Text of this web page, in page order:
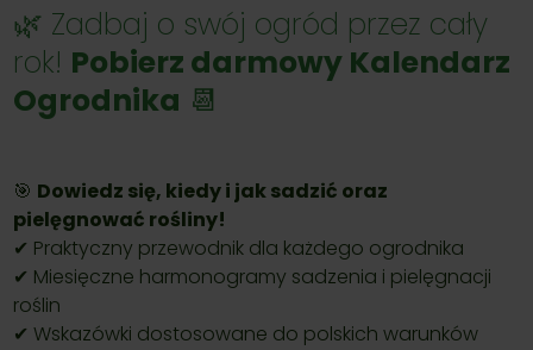
🌿 Zadbaj o swój ogród przez cały
rok! Pobierz darmowy Kalendarz
Ogrodnika 📆
🎯 Dowiedz się, kiedy i jak sadzić oraz
pielęgnować rośliny!
✔ Praktyczny przewodnik dla każdego ogrodnika
✔ Miesięczne harmonogramy sadzenia i pielęgnacji
roślin
✔ Wskazówki dostosowane do polskich warunków